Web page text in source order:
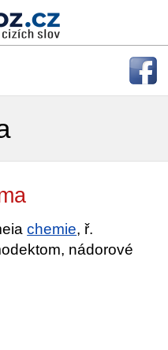
chemie, ř.
nádorové